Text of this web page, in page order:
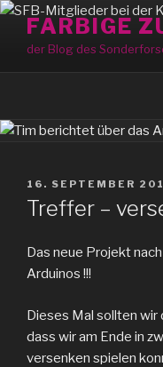
Zum
Inhalt
springen
FARBIGE
der Blog des
VERÖFFENTLICHT
AM
16. SEPTEMBER
Treffer –
Das neue Projekt
Arduinos !!!
Dieses Mal sollten wir
dass wir am Ende in
versenken spielen